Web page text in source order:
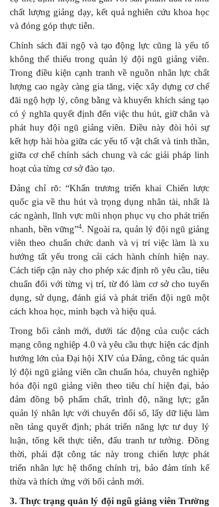
chất lượng giảng dạy, kết quả nghiên cứu khoa học
và đóng góp thực tiễn.
Chính sách đãi ngộ và tạo động lực cũng là yếu tố
không thể thiếu trong quản lý đội ngũ giảng viên.
Trong điều kiện cạnh tranh về nguồn nhân lực chất
lượng cao ngày càng gia tăng, việc xây dựng cơ chế
đãi ngộ hợp lý, công bằng và khuyến khích sáng tạo
có ý nghĩa quyết định đến việc thu hút, giữ chân và
phát huy đội ngũ giảng viên. Điều này đòi hỏi sự
kết hợp hài hòa giữa các yếu tố vật chất và tinh thần,
giữa cơ chế chính sách chung và các giải pháp linh
hoạt của từng cơ sở đào tạo.
Đảng chỉ rõ: “Khẩn trương triển khai Chiến lược
quốc gia về thu hút và trọng dụng nhân tài, nhất là
các ngành, lĩnh vực mũi nhọn phục vụ cho phát triển
nhanh, bền vững”4. Ngoài ra, quản lý đội ngũ giảng
viên theo chuẩn chức danh và vị trí việc làm là xu
hướng tất yếu trong cải cách hành chính hiện nay.
Cách tiếp cận này cho phép xác định rõ yêu cầu, tiêu
chuẩn đối với từng vị trí, từ đó làm cơ sở cho tuyển
dụng, sử dụng, đánh giá và phát triển đội ngũ một
cách khoa học, minh bạch và hiệu quả.
Trong bối cảnh mới, dưới tác động của cuộc cách
mạng công nghiệp 4.0 và yêu cầu thực hiện các định
hướng lớn của Đại hội XIV của Đảng, công tác quản
lý đội ngũ giảng viên cần chuẩn hóa, chuyên nghiệp
hóa đội ngũ giảng viên theo tiêu chí hiện đại, bảo
đảm đồng bộ phẩm chất, trình độ, năng lực; gắn
quản lý nhân lực với chuyển đổi số, lấy dữ liệu làm
nền tảng quyết định; phát triển năng lực tư duy lý
luận, tổng kết thực tiễn, đấu tranh tư tưởng. Đồng
thời, phải đặt công tác này trong chiến lược phát
triển nhân lực hệ thống chính trị, bảo đảm tính kế
thừa và thích ứng với bối cảnh mới.
3. Thực trạng quản lý đội ngũ giảng viên Trường